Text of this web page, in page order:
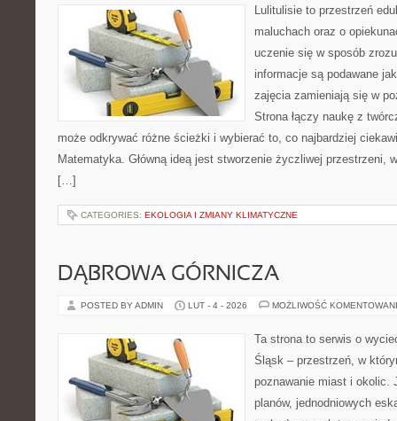
Lulitulisie to przestrzeń
maluchach oraz o
uczenie się w sposób
informacje są podawane
zajęcia zamieniają się w
Strona łączy naukę z
może odkrywać różne ścieżki i wybierać to, co najbardziej
Matematyka. Główną ideą jest stworzenie życzliwej przestrzeni,
[…]
CATEGORIES: EKOLOGIA I ZMIANY KLIMATYCZNE
DĄBROWA GÓRNICZA
POSTED BY ADMIN LUT - 4 - 2026 MOŻLIWOŚĆ
Ta strona to serwis o
Śląsk – przestrzeń, w
poznawanie miast i okolic.
planów, jednodniowych